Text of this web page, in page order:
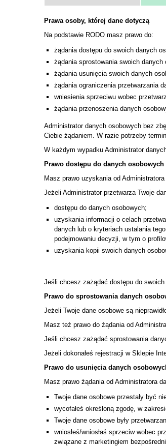
Prawa osoby, której dane dotyczą
Na podstawie RODO masz prawo do:
żądania dostępu do swoich danych
żądania sprostowania swoich danych
żądania usunięcia swoich danych
żądania ograniczenia przetwarzania
wniesienia sprzeciwu wobec
żądania przenoszenia danych
Administrator danych osobowych bez
Ciebie żądaniem. W razie potrzeby
W każdym wypadku Administrator
Prawo dostępu do danych osobowych
Masz prawo uzyskania od
Jeżeli Administrator przetwarza Twoje
dostępu do danych osobowych;
uzyskania informacji o celach
danych lub o kryteriach ustalania
podejmowaniu decyzji, w tym o
uzyskania kopii swoich danych
Jeśli chcesz zażądać dostępu do swoich
Prawo do sprostowania danych
Jeżeli Twoje dane osobowe są
Masz też prawo do żądania od
Jeśli chcesz zażądać sprostowania
Jeżeli dokonałeś rejestracji w Sklepie
Prawo do usunięcia danych
Masz prawo żądania od Administratora
Twoje dane osobowe przestały być
wycofałeś określoną zgodę, w
Twoje dane osobowe były
wniosłeś/wniosłaś sprzeciw wobec
związane z marketingiem